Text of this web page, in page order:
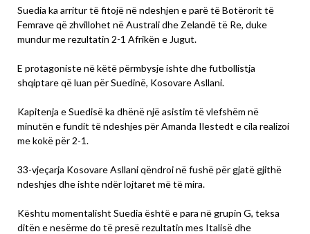
Suedia ka arritur të fitojë në ndeshjen e parë të Botërorit të
Femrave që zhvillohet në Australi dhe Zelandë të Re, duke
mundur me rezultatin 2-1 Afrikën e Jugut.
E protagoniste në këtë përmbysje ishte dhe futbollistja
shqiptare që luan për Suedinë, Kosovare Asllani.
Kapitenja e Suedisë ka dhënë një asistim të vlefshëm në
minutën e fundit të ndeshjes për Amanda Ilestedt e cila realizoi
me kokë për 2-1.
33-vjeçarja Kosovare Asllani qëndroi në fushë për gjatë gjithë
ndeshjes dhe ishte ndër lojtaret më të mira.
Kështu momentalisht Suedia është e para në grupin G, teksa
ditën e nesërme do të presë rezultatin mes Italisë dhe